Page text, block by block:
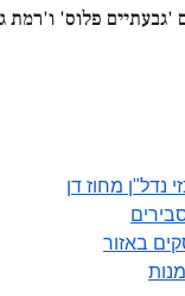
'גבעתיים פלוס' ו'רמת
נדל"ן מחוז דן
באזור